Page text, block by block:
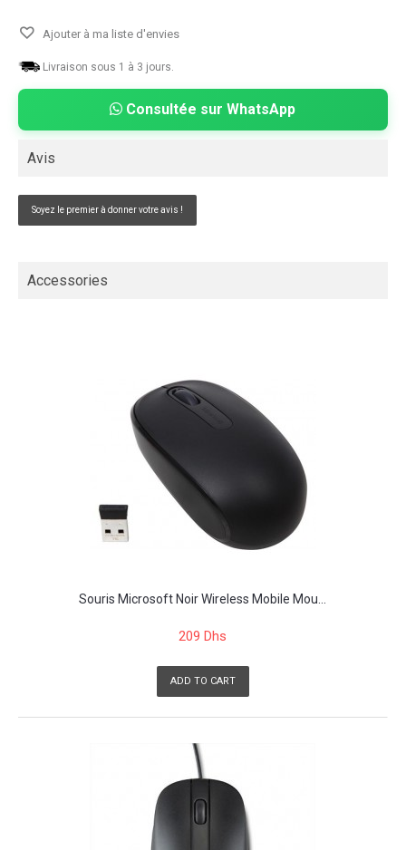
Ajouter à ma liste d'envies
Livraison sous 1 à 3 jours.
Consultée sur WhatsApp
Avis
Soyez le premier à donner votre avis !
Accessories
Souris Microsoft Noir Wireless Mobile Mou...
209 Dhs
ADD TO CART